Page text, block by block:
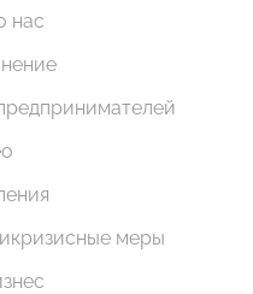
нас
меры